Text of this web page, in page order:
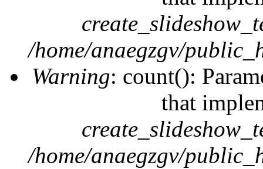
/home/anaegzgv/
Warning: count():
that
/home/anaegzgv/